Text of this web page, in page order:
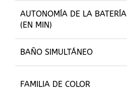
AUTONOMÍA DE LA BATERÍA
(EN MIN)
BAÑO SIMULTÁNEO
FAMILIA DE COLOR